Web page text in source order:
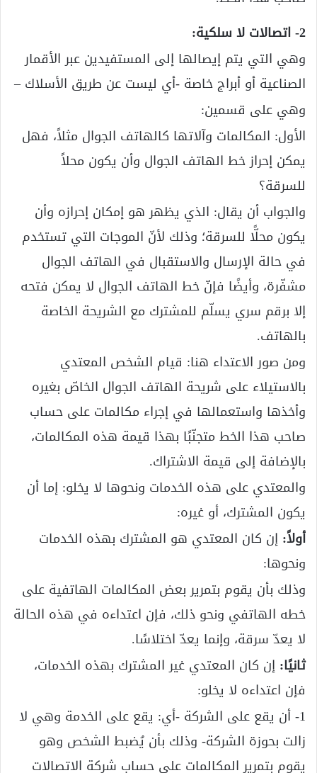
2- اتصالات لا سلكية:
وهي التي يتم إيصالها إلى المستفيدين عبر الأقمار
الصناعية أو أبراج خاصة -أي ليست عن طريق الأسلاك –
وهي على قسمين:
الأول: المكالمات وآلاتها كالهاتف الجوال مثلاً، فهل
يمكن إحراز خط الهاتف الجوال وأن يكون محلاً
للسرقة؟
والجواب أن يقال: الذي يظهر هو إمكان إحرازه وأن
يكون محلًّا للسرقة؛ وذلك لأنّ الموجات التي تستخدم
في حالة الإرسال والاستقبال في الهاتف الجوال
مشفّرة، وأيضًا فإنّ خط الهاتف الجوال لا يمكن فتحه
إلا برقم سري يسلّم للمشترك مع الشريحة الخاصة
بالهاتف.
ومن صور الاعتداء هنا: قيام الشخص المعتدي
بالاستيلاء على شريحة الهاتف الجوال الخاصّ بغيره
وأخذها واستعمالها في إجراء مكالمات على حساب
صاحب هذا الخط متجنّبًا بهذا قيمة هذه المكالمات،
بالإضافة إلى قيمة الاشتراك.
والمعتدي على هذه الخدمات ونحوها لا يخلو: إما أن
يكون المشترك، أو غيره:
أولاً: إن كان المعتدي هو المشترك بهذه الخدمات
ونحوها:
وذلك بأن يقوم بتمرير بعض المكالمات الهاتفية على
خطه الهاتفي ونحو ذلك، فإن اعتداءه في هذه الحالة
لا يعدّ سرقة، وإنما يعدّ اختلاسًا.
ثانيًا: إن كان المعتدي غير المشترك بهذه الخدمات،
فإن اعتداءه لا يخلو:
1- أن يقع على الشركة -أي: يقع على الخدمة وهي لا
زالت بحوزة الشركة- وذلك بأن يُضبط الشخص وهو
يقوم بتمرير المكالمات على حساب شركة الاتصالات